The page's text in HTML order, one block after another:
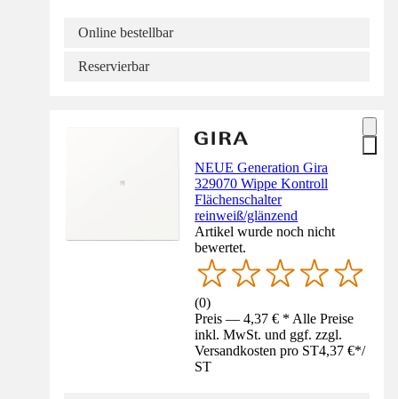
Online bestellbar
Reservierbar
NEUE Generation Gira
329070 Wippe Kontroll
Flächenschalter
reinweiß/glänzend
Artikel wurde noch nicht
bewertet.
(0)
Preis — 4,37 € * Alle Preise
inkl. MwSt. und ggf. zzgl.
Versandkosten pro ST4,37 €*/
ST